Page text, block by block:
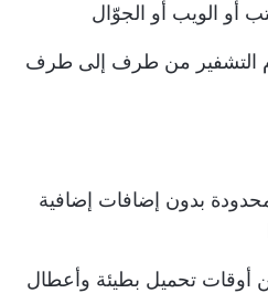
أو الويب أو الجوّال
التشفير من طرف إلى طرف
بدون إضافات إضافية
أوقات تحميل بطيئة وأعطال